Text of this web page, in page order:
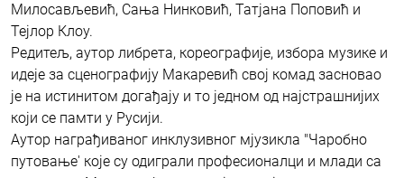
Милосављевић, Сања Нинковић, Татјана Поповић и
Тејлор Клоу.
Редитељ, аутор либрета, кореографије, избора музике и
идеје за сценографију Макаревић свој комад засновао
је на истинитом догађају и то једном од најстрашнијих
који се памти у Русији.
Аутор награђиваног инклузивног мјузикла "Чаробно
путовање' које су одиграли професионалци и млади са